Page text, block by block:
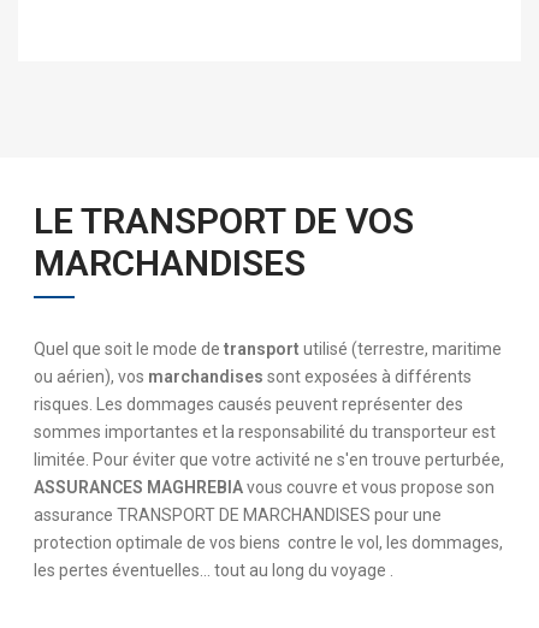
LE TRANSPORT DE VOS
MARCHANDISES
Quel que soit le mode de transport utilisé (terrestre, maritime
ou aérien), vos marchandises sont exposées à différents
risques. Les dommages causés peuvent représenter des
sommes importantes et la responsabilité du transporteur est
limitée. Pour éviter que votre activité ne s'en trouve perturbée,
ASSURANCES MAGHREBIAvous couvre et vous propose son
assurance TRANSPORT DE MARCHANDISES pour une
protection optimale de vos biens contre le vol, les dommages,
les pertes éventuelles... tout au long du voyage .